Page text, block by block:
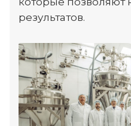
результатов.